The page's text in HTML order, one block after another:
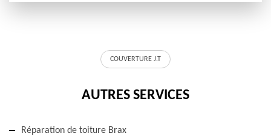
COUVERTURE J.T
AUTRES SERVICES
Réparation de toiture Brax